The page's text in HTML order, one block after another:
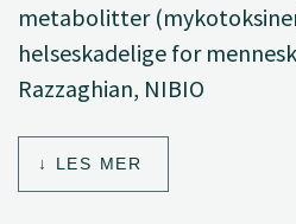
metabolitter
helseskadelige for
Razzaghian, NIBIO
LES MER